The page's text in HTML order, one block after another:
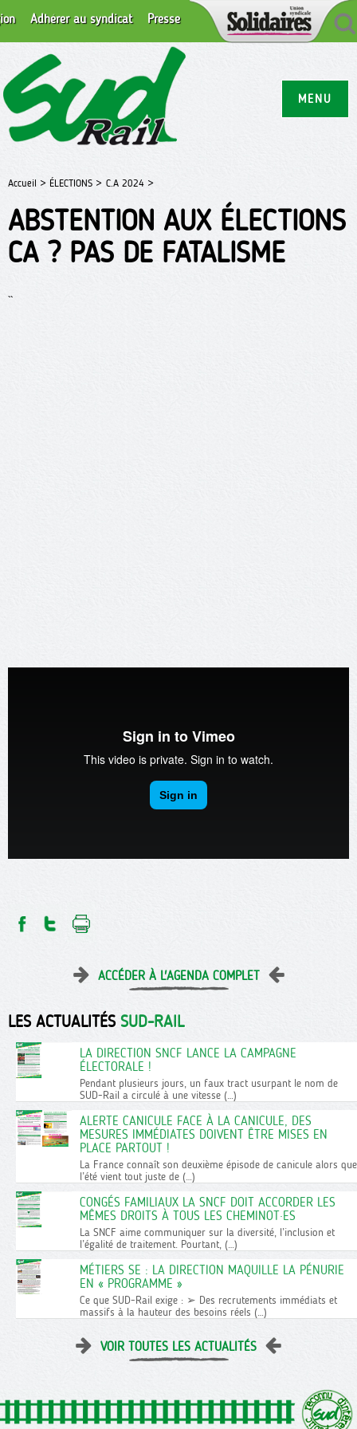
MENU
Adhérer au syndicat Presse
Accueil > ÉLECTIONS > C.A 2024 >
ABSTENTION AUX ÉLECTIONS
CA ? PAS DE FATALISME
``
ACCÉDER À L'AGENDA COMPLET
LES ACTUALITÉS SUD-RAIL
LA DIRECTION SNCF LANCE LA CAMPAGNE
ÉLECTORALE !
Pendant plusieurs jours, un faux tract usurpant le nom de
SUD-Rail a circulé à une vitesse (…)
ALERTE CANICULE FACE À LA CANICULE, DES
MESURES IMMÉDIATES DOIVENT ÊTRE MISES EN
PLACE PARTOUT !
La France connaît son deuxième épisode de canicule alors que
l’été vient tout juste de (…)
CONGÉS FAMILIAUX LA SNCF DOIT ACCORDER LES
MÊMES DROITS À TOUS LES CHEMINOT·ES
La SNCF aime communiquer sur la diversité, l’inclusion et
l’égalité de traitement. Pourtant, (…)
MÉTIERS SE : LA DIRECTION MAQUILLE LA PÉNURIE
EN « PROGRAMME »
Ce que SUD-Rail exige : ➢ Des recrutements immédiats et
massifs à la hauteur des besoins réels (…)
VOIR TOUTES LES ACTUALITÉS